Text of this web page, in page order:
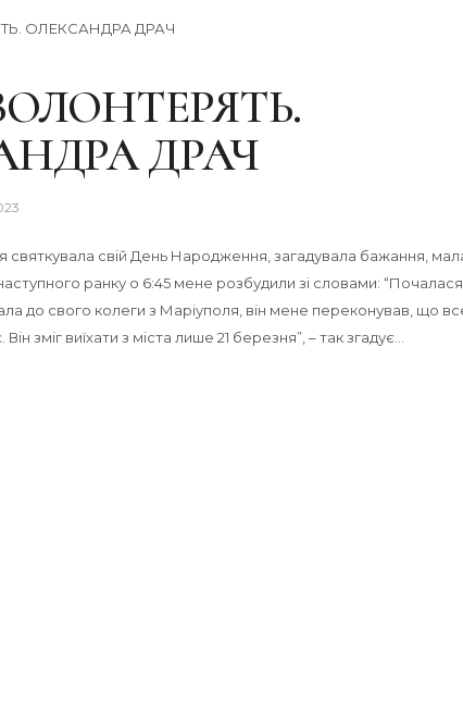
ДРАЧ
святкувала свій День Народження, загадувала бажання,
ранку о 6:45 мене розбудили зі словами: “Почалася
до свого колеги з Маріуполя, він мене переконував, що все
Він зміг виїхати з міста лише 21 березня”, – так згадує…